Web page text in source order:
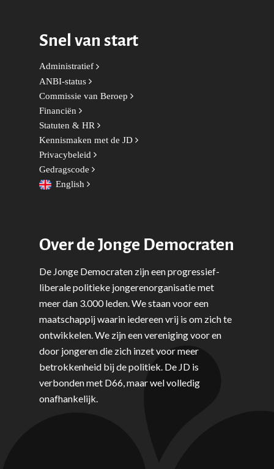
Snel van start
Administratief
ANBI-status
Commissie van Beroep
Financiën
Statuten & HR
Kennismaken met de JD
Privacybeleid
Gedragscode
English
Over de Jonge Democraten
De Jonge Democraten zijn een progressief-
liberale politieke jongerenorganisatie met
meer dan 3.000 leden. We staan voor een
maatschappij waarin iedereen vrij is om zich te
ontwikkelen. We zijn een vereniging voor en
door jongeren die zich inzet voor meer
betrokkenheid bij de politiek. De JD is
verbonden met D66, maar wel volledig
onafhankelijk.